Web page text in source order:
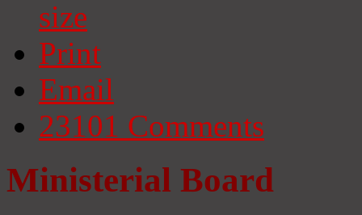
Print
Email
23101 Comments
Ministerial Board